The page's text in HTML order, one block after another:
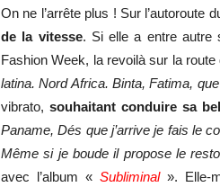
On ne l’arrête plus ! Sur l’autoroute
de la vitesse. Si elle a entre autre
Fashion Week, la revoilà sur la route
latina. Nord Africa. Binta, Fatima,
vibrato, souhaitant conduire sa
Paname, Dés que j’arrive je fais le
Même si je boude il propose le
avec l’album « Subliminal». Elle-